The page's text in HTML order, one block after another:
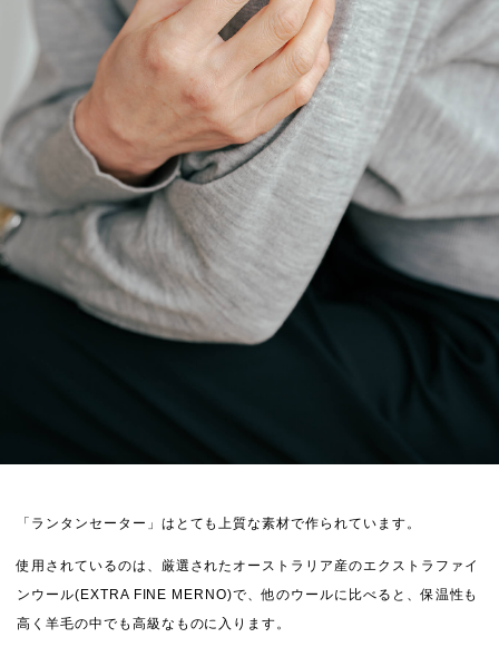
「ランタンセーター」はとても上質な素材で作られています。
使用されているのは、厳選されたオーストラリア産のエクストラファイ
ンウール(EXTRA FINE MERNO)で、他のウールに比べると、保温性も
高く羊毛の中でも高級なものに入ります。